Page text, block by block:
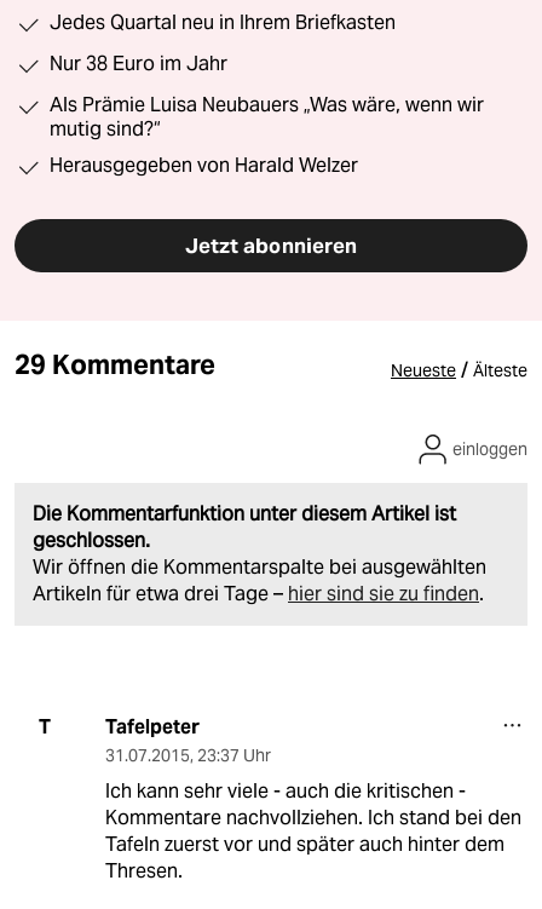
Jedes Quartal neu in Ihrem Briefkasten
Nur 38 Euro im Jahr
Als Prämie Luisa Neubauers „Was wäre, wenn wir
mutig sind?“
Herausgegeben von Harald Welzer
Jetzt abonnieren
29 Kommentare Neueste / Älteste
Die Kommentarfunktion unter diesem Artikel ist
geschlossen.
Wir öffnen die Kommentarspalte bei ausgewählten
Artikeln für etwa drei Tage – hier sind sie zu finden.
einloggen
T Tafelpeter
31.07.2015, 23:37 Uhr
Ich kann sehr viele - auch die kritischen -
Kommentare nachvollziehen. Ich stand bei den
Tafeln zuerst vor und später auch hinter dem
Thresen.